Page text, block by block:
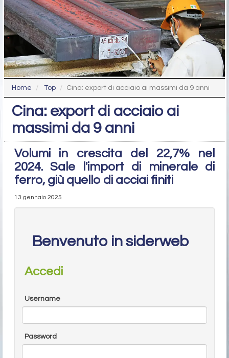
Home Top Cina: export di acciaio ai massimi da 9 anni
Cina: export di acciaio ai
massimi da 9 anni
Volumi in crescita del 22,7% nel
2024. Sale l'import di minerale di
ferro, giù quello di acciai finiti
13 gennaio 2025
Benvenuto in siderweb
Accedi
Username
Password